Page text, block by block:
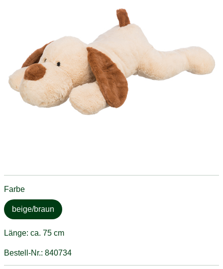
Farbe
beige/braun
Länge: ca. 75 cm
Bestell-Nr.: 840734